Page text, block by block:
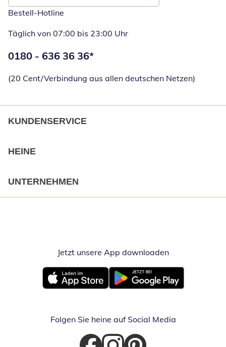
Bestell-Hotline
Täglich von 07:00 bis 23:00 Uhr
Telefonnummer:
0180 - 636 36 36*
(20 Cent/Verbindung aus allen deutschen Netzen)
KUNDENSERVICE
HEINE
UNTERNEHMEN
Jetzt unsere App downloadenÖffnet in
Öffnet in neuem FensterÖffnet in neuem Fenster
Folgen Sie heine auf Social Media